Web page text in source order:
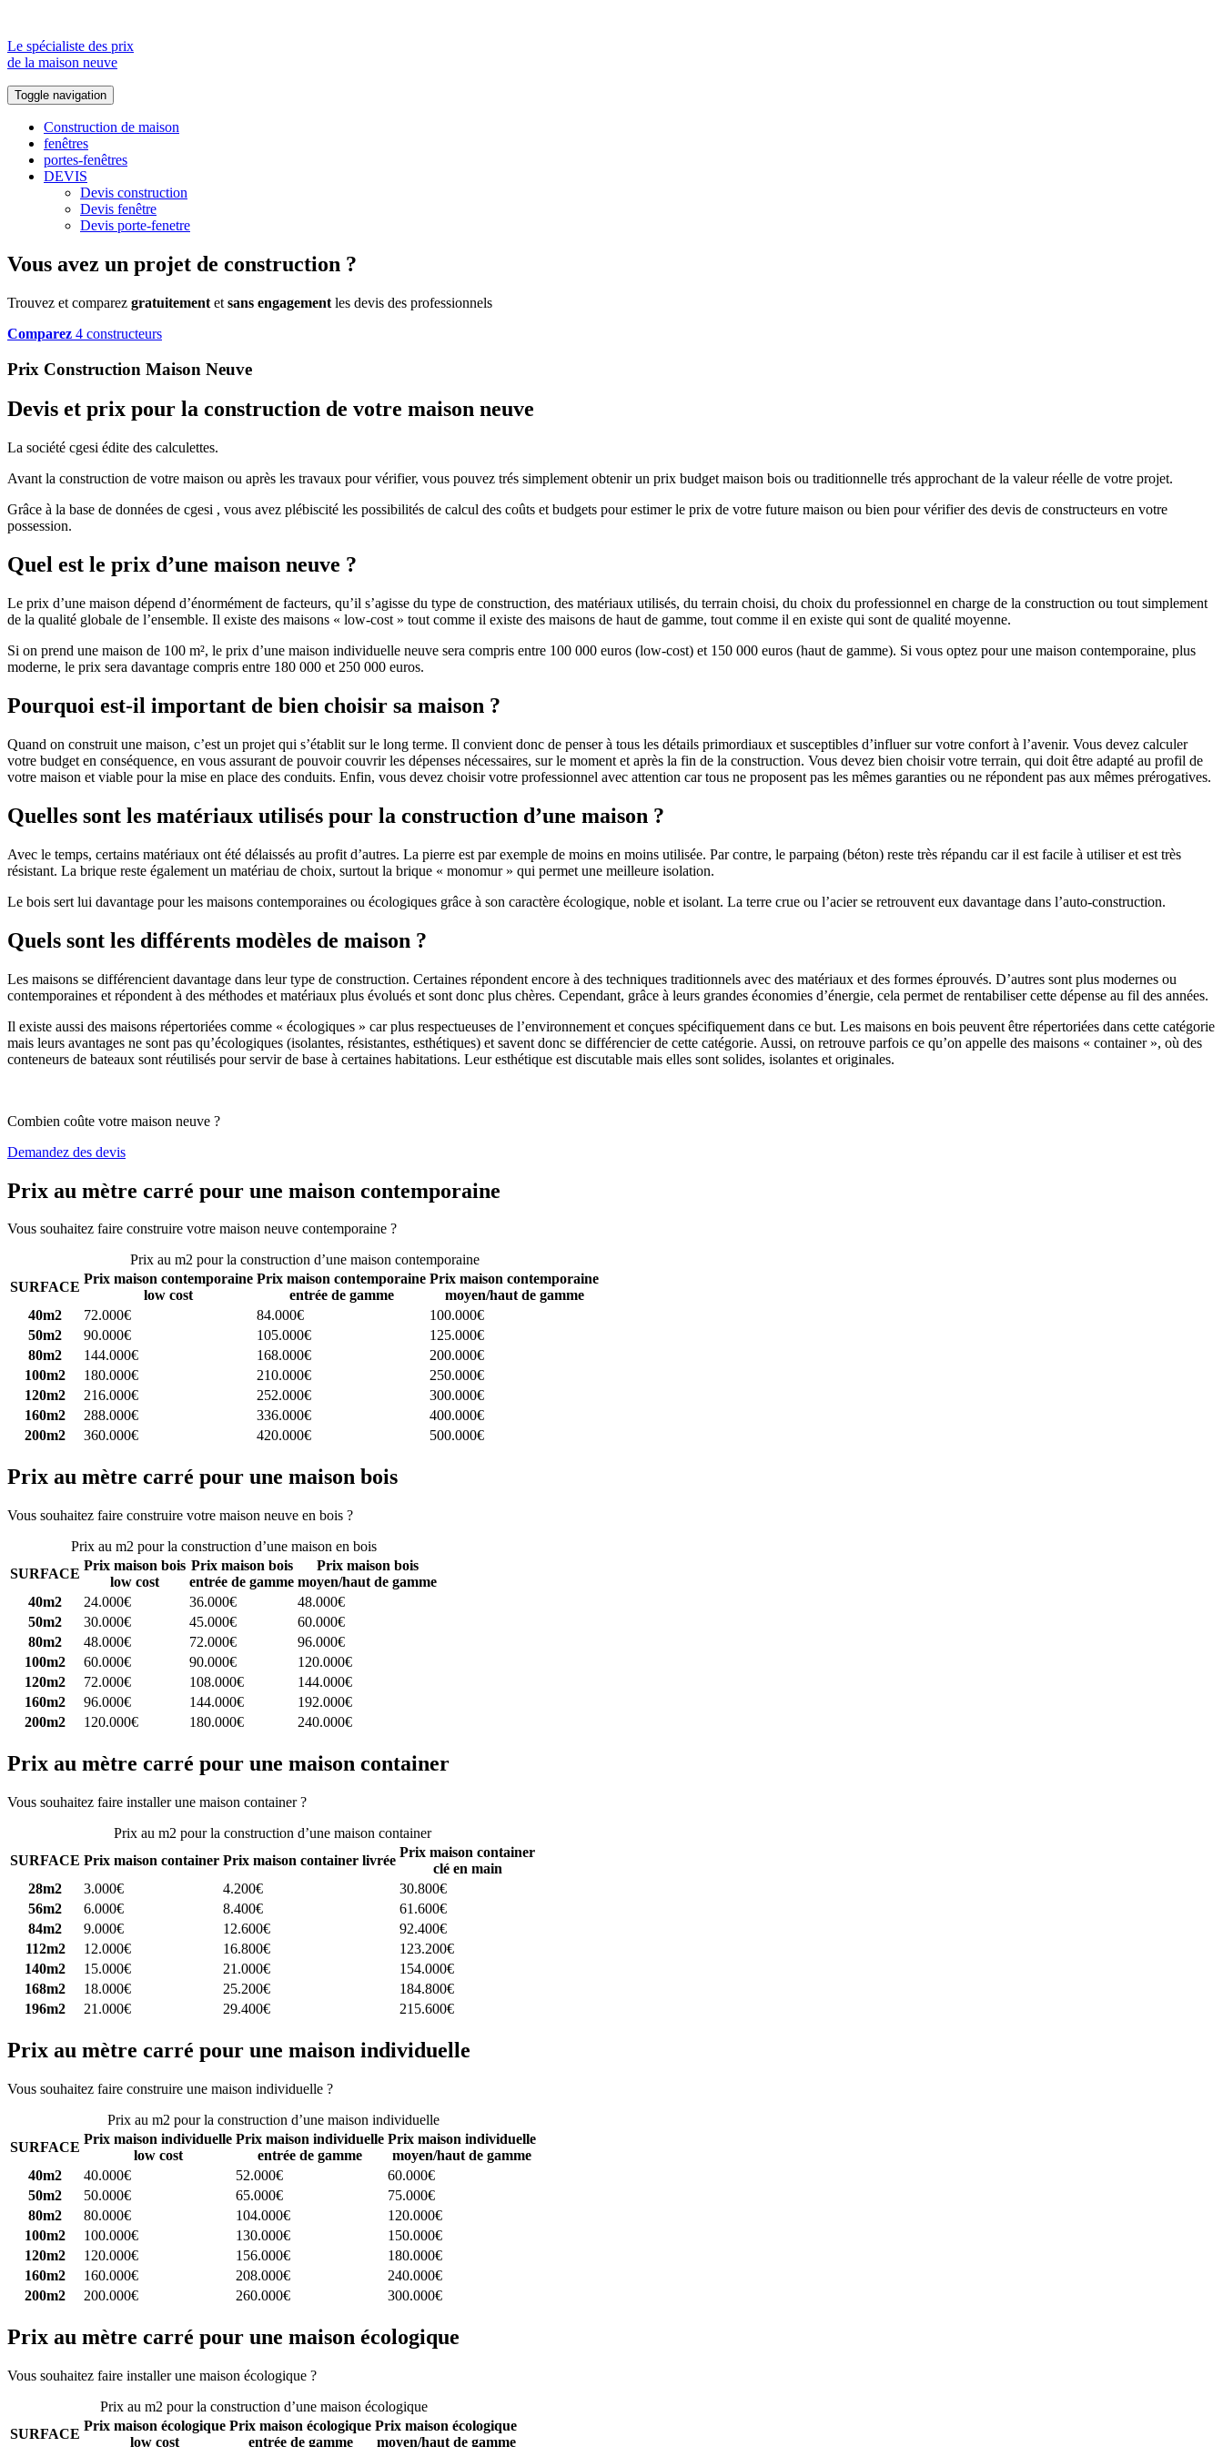
Le spécialiste des prix
de la maison neuve
Toggle navigation
Construction de maison
fenêtres
portes-fenêtres
DEVIS
Devis construction
Devis fenêtre
Devis porte-fenetre
Vous avez un projet de construction ?
Trouvez et comparez gratuitement et sans engagement les devis des professionnels
Comparez 4 constructeurs
Prix Construction Maison Neuve
Devis et prix pour la construction de votre maison neuve
La société cgesi édite des calculettes.
Avant la construction de votre maison ou après les travaux pour vérifier, vous pouvez trés simplement obtenir un prix budget maison bois ou traditionnelle trés approchant de la valeur réelle de votre projet.
Grâce à la base de données de cgesi , vous avez plébiscité les possibilités de calcul des coûts et budgets pour estimer le prix de votre future maison ou bien pour vérifier des devis de constructeurs en votre
possession.
Quel est le prix d’une maison neuve ?
Le prix d’une maison dépend d’énormément de facteurs, qu’il s’agisse du type de construction, des matériaux utilisés, du terrain choisi, du choix du professionnel en charge de la construction ou tout simplement
de la qualité globale de l’ensemble. Il existe des maisons « low-cost » tout comme il existe des maisons de haut de gamme, tout comme il en existe qui sont de qualité moyenne.
Si on prend une maison de 100 m², le prix d’une maison individuelle neuve sera compris entre 100 000 euros (low-cost) et 150 000 euros (haut de gamme). Si vous optez pour une maison contemporaine, plus
moderne, le prix sera davantage compris entre 180 000 et 250 000 euros.
Pourquoi est-il important de bien choisir sa maison ?
Quand on construit une maison, c’est un projet qui s’établit sur le long terme. Il convient donc de penser à tous les détails primordiaux et susceptibles d’influer sur votre confort à l’avenir. Vous devez calculer
votre budget en conséquence, en vous assurant de pouvoir couvrir les dépenses nécessaires, sur le moment et après la fin de la construction. Vous devez bien choisir votre terrain, qui doit être adapté au profil de
votre maison et viable pour la mise en place des conduits. Enfin, vous devez choisir votre professionnel avec attention car tous ne proposent pas les mêmes garanties ou ne répondent pas aux mêmes prérogatives.
Quelles sont les matériaux utilisés pour la construction d’une maison ?
Avec le temps, certains matériaux ont été délaissés au profit d’autres. La pierre est par exemple de moins en moins utilisée. Par contre, le parpaing (béton) reste très répandu car il est facile à utiliser et est très
résistant. La brique reste également un matériau de choix, surtout la brique « monomur » qui permet une meilleure isolation.
Le bois sert lui davantage pour les maisons contemporaines ou écologiques grâce à son caractère écologique, noble et isolant. La terre crue ou l’acier se retrouvent eux davantage dans l’auto-construction.
Quels sont les différents modèles de maison ?
Les maisons se différencient davantage dans leur type de construction. Certaines répondent encore à des techniques traditionnels avec des matériaux et des formes éprouvés. D’autres sont plus modernes ou
contemporaines et répondent à des méthodes et matériaux plus évolués et sont donc plus chères. Cependant, grâce à leurs grandes économies d’énergie, cela permet de rentabiliser cette dépense au fil des années.
Il existe aussi des maisons répertoriées comme « écologiques » car plus respectueuses de l’environnement et conçues spécifiquement dans ce but. Les maisons en bois peuvent être répertoriées dans cette catégorie
mais leurs avantages ne sont pas qu’écologiques (isolantes, résistantes, esthétiques) et savent donc se différencier de cette catégorie. Aussi, on retrouve parfois ce qu’on appelle des maisons « container », où des
conteneurs de bateaux sont réutilisés pour servir de base à certaines habitations. Leur esthétique est discutable mais elles sont solides, isolantes et originales.
Combien coûte votre maison neuve ?
Demandez des devis
Prix au mètre carré pour une maison contemporaine
Vous souhaitez faire construire votre maison neuve contemporaine ?
Prix au m2 pour la construction d’une maison contemporaine
SURFACE
Prix maison contemporaine
low cost
Prix maison contemporaine
entrée de gamme
Prix maison contemporaine
moyen/haut de gamme
40m2
72.000€ 84.000€
100.000€
50m2
90.000€ 105.000€
125.000€
80m2
144.000€ 168.000€
200.000€
100m2
180.000€ 210.000€
250.000€
120m2
216.000€ 252.000€
300.000€
160m2
288.000€ 336.000€
400.000€
200m2
360.000€ 420.000€ 500.000€
Prix au mètre carré pour une maison bois
Vous souhaitez faire construire votre maison neuve en bois ?
Prix au m2 pour la construction d’une maison en bois
SURFACE
Prix maison bois
low cost
Prix maison bois
entrée de gamme
Prix maison bois
moyen/haut de gamme
40m2
24.000€ 36.000€
48.000€
50m2
30.000€ 45.000€
60.000€
80m2
48.000€ 72.000€
96.000€
100m2
60.000€ 90.000€
120.000€
120m2
72.000€ 108.000€
144.000€
160m2
96.000€ 144.000€
192.000€
200m2
120.000€ 180.000€ 240.000€
Prix au mètre carré pour une maison container
Vous souhaitez faire installer une maison container ?
Prix au m2 pour la construction d’une maison container
SURFACE Prix maison container Prix maison container livrée
Prix maison container
clé en main
28m2
3.000€ 4.200€
30.800€
56m2
6.000€ 8.400€
61.600€
84m2
9.000€ 12.600€
92.400€
112m2
12.000€ 16.800€
123.200€
140m2
15.000€ 21.000€
154.000€
168m2
18.000€ 25.200€
184.800€
196m2
21.000€ 29.400€ 215.600€
Prix au mètre carré pour une maison individuelle
Vous souhaitez faire construire une maison individuelle ?
Prix au m2 pour la construction d’une maison individuelle
SURFACE
Prix maison individuelle
low cost
Prix maison individuelle
entrée de gamme
Prix maison individuelle
moyen/haut de gamme
40m2
40.000€ 52.000€
60.000€
50m2
50.000€ 65.000€
75.000€
80m2
80.000€ 104.000€
120.000€
100m2
100.000€ 130.000€
150.000€
120m2
120.000€ 156.000€
180.000€
160m2
160.000€ 208.000€
240.000€
200m2
200.000€ 260.000€ 300.000€
Prix au mètre carré pour une maison écologique
Vous souhaitez faire installer une maison écologique ?
Prix au m2 pour la construction d’une maison écologique
SURFACE
Prix maison écologique
low cost
Prix maison écologique
entrée de gamme
Prix maison écologique
moyen/haut de gamme